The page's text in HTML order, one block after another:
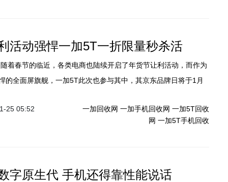
活动强悍一加5T一折限量秒杀活
的全面屏旗舰，一加5T此次也参与其中，其京东品牌日将于1月
盘抽奖赢好礼以外，还有一加5T一折限量秒杀活动隆重登场！另
月31日期间购买一加5T还有机会享受多重优惠。
25 05:52 一加回收网 一加手机回收网 一加5T回收
网 一加5T手机回收
字原生代 手机还得靠性能说话